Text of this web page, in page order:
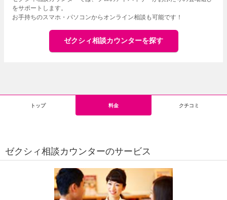
をサポートします。
お手持ちのスマホ・パソコンからオンライン相談も可能です！
ゼクシィ相談カウンターを探す
トップ 料金 クチコミ
ゼクシィ相談カウンターのサービス